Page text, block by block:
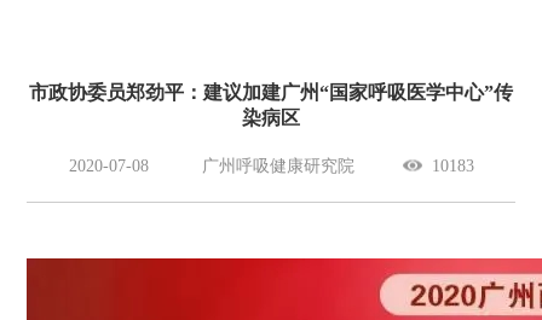
市政协委员郑劲平：建议加建广州“国家呼吸医学中心”传
染病区
2020-07-08 广州呼吸健康研究院 10183